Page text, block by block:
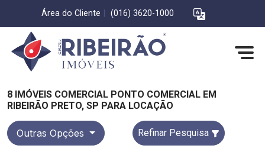
Área do Cliente (016) 3620-1000
8 IMÓVEIS COMERCIAL PONTO COMERCIAL EM
RIBEIRÃO PRETO, SP PARA LOCAÇÃO
Outras Opções Refinar Pesquisa